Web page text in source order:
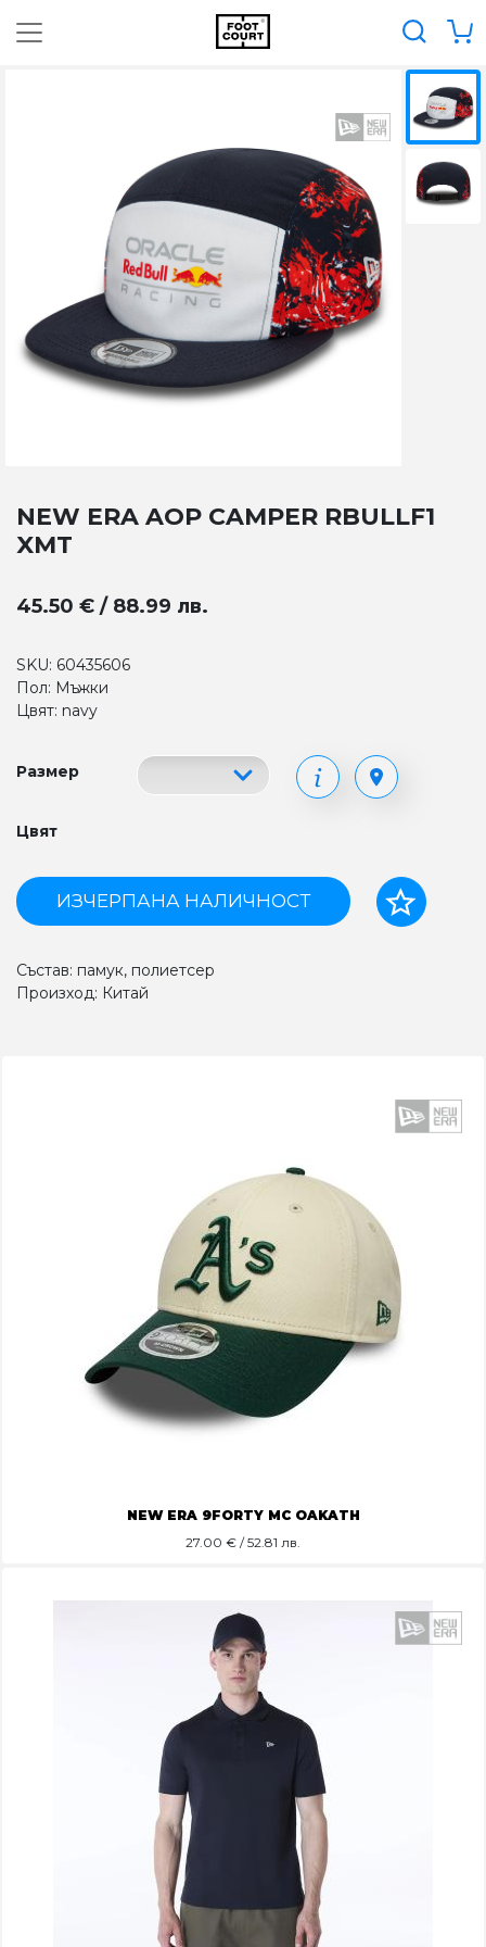
NEW ERA AOP CAMPER RBULLF1
XMT
45.50 € / 88.99 лв.
SKU: 60435606
Пол: Мъжки
Цвят: navy
Размер
Цвят
ИЗЧЕРПАНА НАЛИЧНОСТ
Състав: памук, полиетсер
Произход: Китай
NEW ERA 9FORTY MC OAKATH
27.00 € / 52.81 лв.